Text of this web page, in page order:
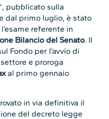
pubblicato sulla
dal primo luglio, è stato
referente in
Bilancio del Senato. Il
Fondo per l’avvio di
settore e proroga
al primo gennaio
in via definitiva il
del decreto legge